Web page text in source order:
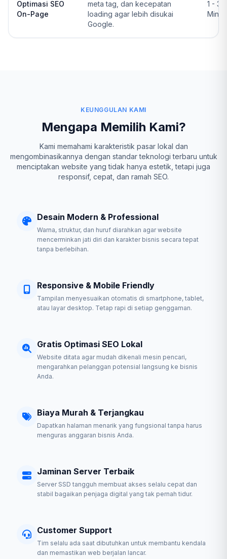
Optimasi SEO
On-Page
meta tag, dan kecepatan
loading agar lebih disukai
Google.
1 - 3
KEUNGGULAN KAMI
Mengapa Memilih Kami?
Kami memahami karakteristik pasar lokal dan
mengombinasikannya dengan standar teknologi terbaru untuk
menciptakan website yang tidak hanya estetik, tetapi juga
responsif, cepat, dan ramah SEO.
Desain Modern & Professional
Warna, struktur, dan huruf diarahkan agar website
mencerminkan jati diri dan karakter bisnis secara tepat
tanpa berlebihan.
Responsive & Mobile Friendly
Tampilan menyesuaikan otomatis di smartphone, tablet,
atau layar desktop. Tetap rapi di setiap genggaman.
Gratis Optimasi SEO Lokal
Website ditata agar mudah dikenali mesin pencari,
mengarahkan pelanggan potensial langsung ke bisnis
Anda.
Biaya Murah & Terjangkau
Dapatkan halaman menarik yang fungsional tanpa harus
menguras anggaran bisnis Anda.
Jaminan Server Terbaik
Server SSD tangguh membuat akses selalu cepat dan
stabil bagaikan penjaga digital yang tak pernah tidur.
Customer Support
Tim selalu ada saat dibutuhkan untuk membantu kendala
dan memastikan web berjalan lancar.